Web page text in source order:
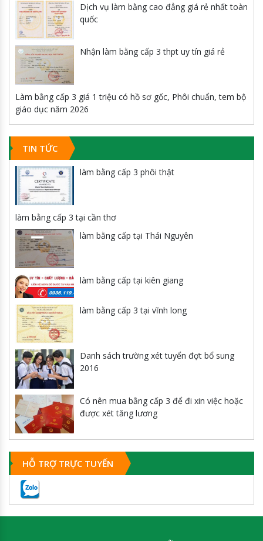
Dịch vụ làm bằng cao đẳng giá rẻ nhất toàn
quốc
Nhận làm bằng cấp 3 thpt uy tín giá rẻ
Làm bằng cấp 3 giá 1 triệu có hồ sơ gốc, Phôi chuẩn, tem bộ
giáo dục năm 2026
TIN TỨC
làm bằng cấp 3 phôi thật
làm bằng cấp 3 tại cần thơ
làm bằng cấp tại Thái Nguyên
làm bằng cấp tại kiên giang
làm bằng cấp 3 tại vĩnh long
Danh sách trường xét tuyển đợt bổ sung
2016
Có nên mua bằng cấp 3 để đi xin việc hoặc
được xét tăng lương
HỖ TRỢ TRỰC TUYẾN